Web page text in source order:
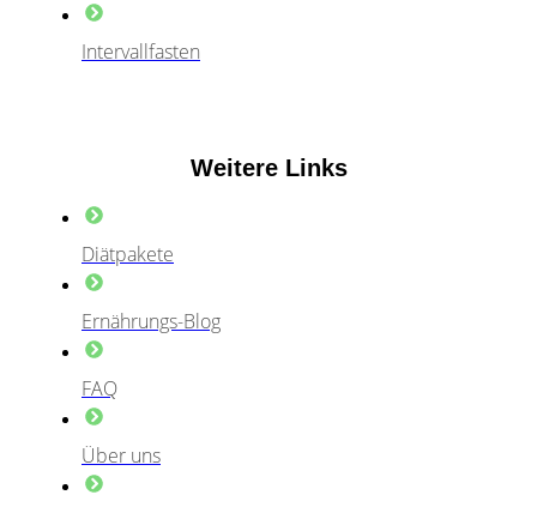
Intervallfasten
Weitere Links
Diätpakete
Ernährungs-Blog
FAQ
Über uns